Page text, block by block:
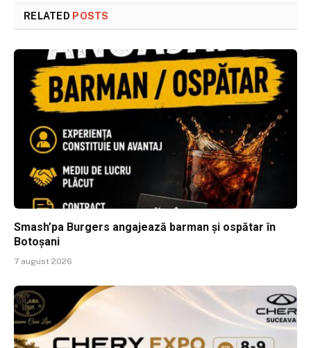
RELATED POSTS
Smash’pa Burgers angajează barman și ospătar în
Botoșani
7 august 2026